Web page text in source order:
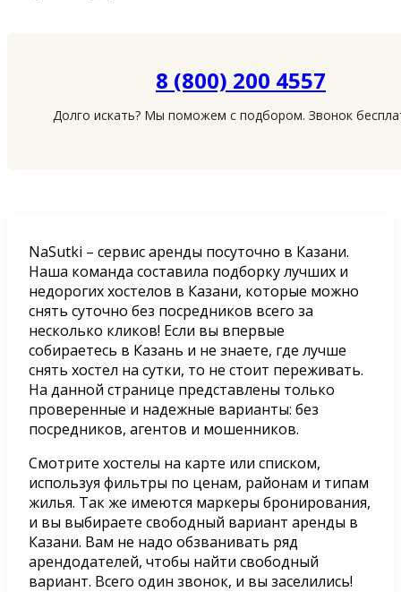
8 (800) 200 4557
Долго искать? Мы поможем с подбором. Звонок
NaSutki – сервис аренды посуточно в Казани.
Наша команда составила подборку лучших и
недорогих хостелов в Казани, которые можно
снять суточно без посредников всего за
несколько кликов! Если вы впервые
собираетесь в Казань и не знаете, где лучше
снять хостел на сутки, то не стоит переживать.
На данной странице представлены только
проверенные и надежные варианты: без
посредников, агентов и мошенников.
Смотрите хостелы на карте или списком,
используя фильтры по ценам, районам и типам
жилья. Так же имеются маркеры бронирования,
и вы выбираете свободный вариант аренды в
Казани. Вам не надо обзванивать ряд
арендодателей, чтобы найти свободный
вариант. Всего один звонок, и вы заселились!